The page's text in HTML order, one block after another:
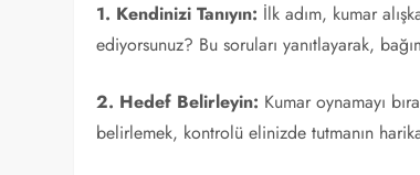
1. Kendinizi Tanıyın: İlk adım, kumar
ediyorsunuz? Bu soruları yanıtlayarak,
2. Hedef Belirleyin: Kumar oynamayı
belirlemek, kontrolü elinizde tutmanın